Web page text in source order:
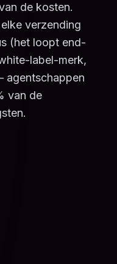
de kosten.
verzending
(het loopt end-
label-merk,
agentschappen
van de